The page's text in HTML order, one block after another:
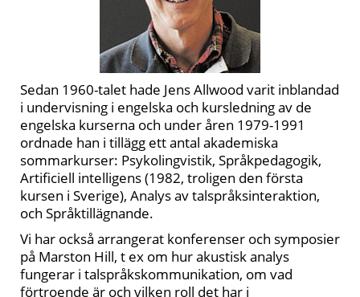
Sedan 1960-talet hade Jens Allwood varit inblandad
i undervisning i engelska och kursledning av de
engelska kurserna och under åren 1979-1991
ordnade han i tillägg ett antal akademiska
sommarkurser: Psykolingvistik, Språkpedagogik,
Artificiell intelligens (1982, troligen den första
kursen i Sverige), Analys av talspråksinteraktion,
och Språktillägnande.
Vi har också arrangerat konferenser och symposier
på Marston Hill, t ex om hur akustisk analys
fungerar i talspråkskommunikation, om vad
förtroende är och vilken roll det har i